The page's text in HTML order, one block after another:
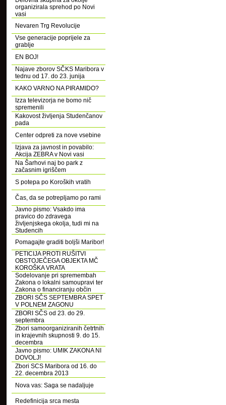
organizirala sprehod po Novi
vasi
Nevaren Trg Revolucije
Vse generacije poprijele za
grablje
EN BOJ!
Najave zborov SČKS Maribora v
tednu od 17. do 23. junija
KAKO VARNO NA PIRAMIDO?
Izza televizorja ne bomo nič
spremenili
Kakovost življenja Studenčanov
pada
Center odpreti za nove vsebine
Izjava za javnost in povabilo:
Akcija ZEBRA v Novi vasi
Na Šarhovi naj bo park z
začasnim igriščem
S potepa po Koroških vratih
Čas, da se potrepljamo po rami
Javno pismo: Vsakdo ima
pravico do zdravega
življenjskega okolja, tudi mi na
Studencih
Pomagajte graditi boljši Maribor!
PETICIJA PROTI RUŠITVI
OBSTOJEČEGA OBJEKTA MČ
KOROŠKA VRATA
Sodelovanje pri spremembah
Zakona o lokalni samoupravi ter
Zakona o financiranju občin
ZBORI SČS SEPTEMBRA SPET
V POLNEM ZAGONU
ZBORI SČS od 23. do 29.
septembra
Zbori samoorganiziranih četrtnih
in krajevnih skupnosti 9. do 15.
decembra
Javno pismo: UMIK ZAKONA NI
DOVOLJ!
Zbori SCS Maribora od 16. do
22. decembra 2013
Nova vas: Saga se nadaljuje
Redefinicija srca mesta